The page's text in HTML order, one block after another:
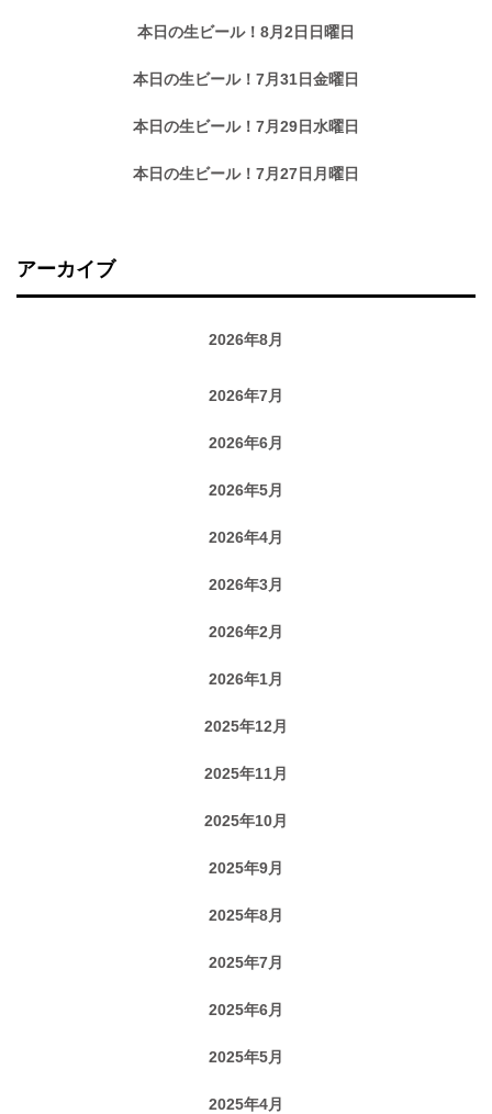
本日の生ビール！8月2日日曜日
本日の生ビール！7月31日金曜日
本日の生ビール！7月29日水曜日
本日の生ビール！7月27日月曜日
アーカイブ
2026年8月
2026年7月
2026年6月
2026年5月
2026年4月
2026年3月
2026年2月
2026年1月
2025年12月
2025年11月
2025年10月
2025年9月
2025年8月
2025年7月
2025年6月
2025年5月
2025年4月